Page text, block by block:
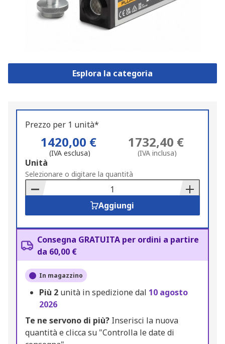
Esplora la categoria
Prezzo per 1 unità*
1420,00 €
(IVA esclusa)
1732,40 €
(IVA inclusa)
Add
to
Basket
Unità
Selezionare o digitare la quantità
Aggiungi
Consegna GRATUITA per ordini a partire
da 60,00 €
In magazzino
Più 2 unità in spedizione dal 10 agosto
2026
Te ne servono di più? Inserisci la nuova
quantità e clicca su "Controlla le date di